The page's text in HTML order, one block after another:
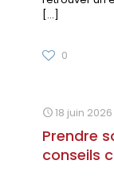
[…]
0
18 juin 2026
Prendre
conseils